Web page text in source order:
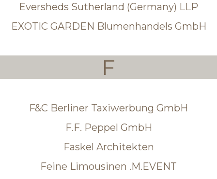
Eversheds Sutherland (Germany) LLP
EXOTIC GARDEN Blumenhandels GmbH
F
F&C Berliner Taxiwerbung GmbH
F.F. Peppel GmbH
Faskel Architekten
Feine Limousinen .M.EVENT